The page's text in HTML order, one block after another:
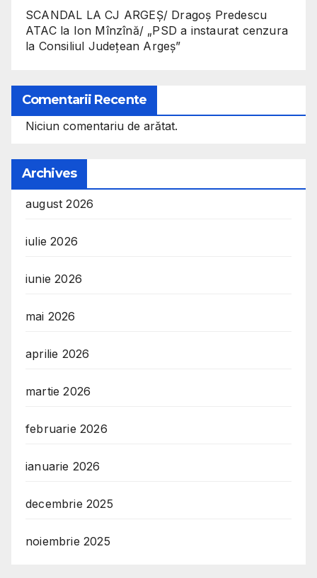
SCANDAL LA CJ ARGEȘ/ Dragoș Predescu
ATAC la Ion Mînzînă/ „PSD a instaurat cenzura
la Consiliul Județean Argeș”
Comentarii Recente
Niciun comentariu de arătat.
Archives
august 2026
iulie 2026
iunie 2026
mai 2026
aprilie 2026
martie 2026
februarie 2026
ianuarie 2026
decembrie 2025
noiembrie 2025